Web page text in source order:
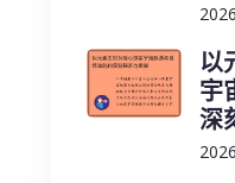
以
宇
深